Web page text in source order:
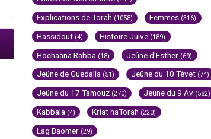
Explications de Torah (1058) Femmes (316)
Hassidout (4) Histoire Juive (189)
Hochaana Rabba (18) Jeûne d'Esther (69)
Jeûne de Guedalia (51) Jeûne du 10 Tévet (74)
Jeûne du 17 Tamouz (270) Jeûne du 9 Av (582)
Kabbala (4) Kriat haTorah (220)
Lag Baomer (29)